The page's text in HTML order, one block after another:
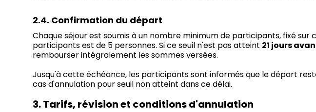
2.4. Confirmation du départ
Chaque séjour est soumis à un nombre minimum de participants, fixé
participants est de 5 personnes. Si ce seuil n'est pas atteint 21 jours
rembourser intégralement les sommes versées.
Jusqu'à cette échéance, les participants sont informés que le départ
cas d'annulation pour seuil non atteint dans ce délai.
3. Tarifs, révision et conditions d'annulation